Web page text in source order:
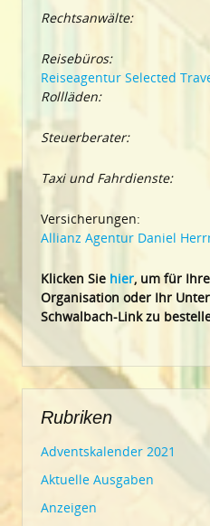
Rechtsanwälte:
Reisebüros:
Reiseagentur Selected
Rollläden:
Steuerberater:
Taxi und Fahrdienste:
Versicherungen:
Allianz Agentur Daniel
Klicken Sie hier, um für
Organisation oder Ihr Un
Schwalbach-Link zu
Rubriken
Adventskalender 2021
Aktuelle Ausgaben
Anzeigen